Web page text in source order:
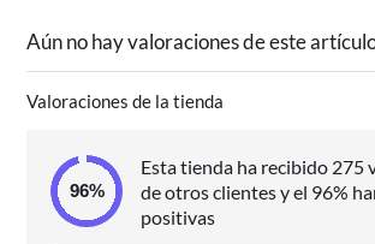
Aún no hay valoraciones de este
Valoraciones de la tienda
Esta tienda ha recibido 275
de otros clientes y el 96%
positivas